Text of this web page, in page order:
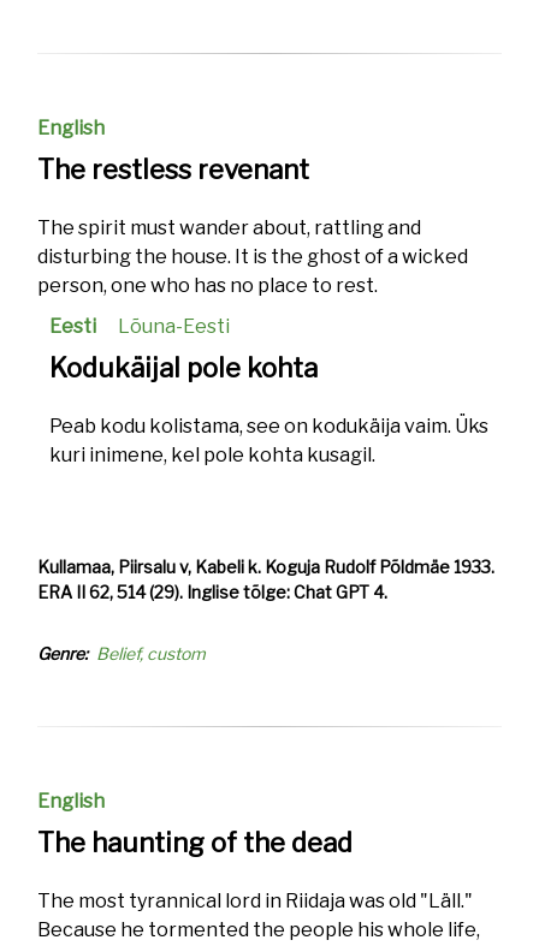
English
The restless revenant
The spirit must wander about, rattling and
disturbing the house. It is the ghost of a wicked
person, one who has no place to rest.
Eesti
Lõuna-Eesti
Kodukäijal pole kohta
Peab kodu kolistama, see on kodukäija vaim. Üks
kuri inimene, kel pole kohta kusagil.
Kullamaa, Piirsalu v, Kabeli k. Koguja Rudolf Põldmäe 1933.
ERA II 62, 514 (29). Inglise tõlge: Chat GPT 4.
Genre Belief, custom
English
The haunting of the dead
The most tyrannical lord in Riidaja was old "Läll."
Because he tormented the people his whole life,